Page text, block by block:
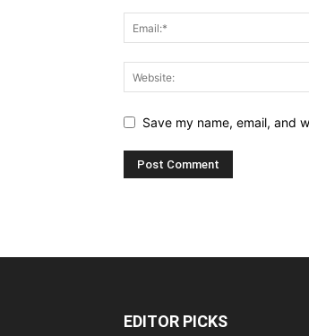
Save my name, email, and
EDITOR PICKS